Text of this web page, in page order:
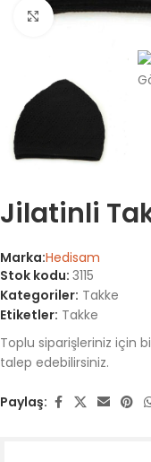
Büyütmek için
Jilatinli
Marka:Hedisam
Stok kodu: 3115
Kategoriler: Takke
Etiketler: Takke
Toplu siparişleriniz için
talep edebilirsiniz.
Paylaş: